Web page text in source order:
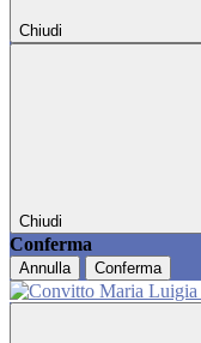
Chiudi
Chiudi
Conferma
Annulla Conferma